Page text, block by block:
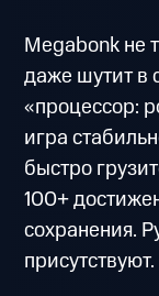
Megabonk не
даже шутит в
«процессор:
игра
быстро
100+
сохранения.
присутствуют.